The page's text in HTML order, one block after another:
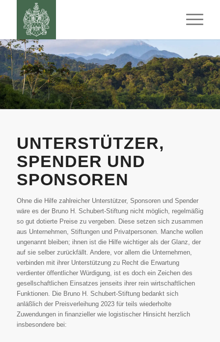
UNTERSTÜTZER,
SPENDER UND
SPONSOREN
Ohne die Hilfe zahlreicher Unterstützer, Sponsoren und Spender
wäre es der Bruno H. Schubert-Stiftung nicht möglich, regelmäßig
so gut dotierte Preise zu vergeben. Diese setzen sich zusammen
aus Unternehmen, Stiftungen und Privatpersonen. Manche wollen
ungenannt bleiben; ihnen ist die Hilfe wichtiger als der Glanz, der
auf sie selber zurückfällt. Andere, vor allem die Unternehmen,
verbinden mit ihrer Unterstützung zu Recht die Erwartung
verdienter öffentlicher Würdigung, ist es doch ein Zeichen des
gesellschaftlichen Einsatzes jenseits ihrer rein wirtschaftlichen
Funktionen. Die Bruno H. Schubert-Stiftung bedankt sich
anläßlich der Preisverleihung 2023 für teils wiederholte
Zuwendungen in finanzieller wie logistischer Hinsicht herzlich
insbesondere bei: